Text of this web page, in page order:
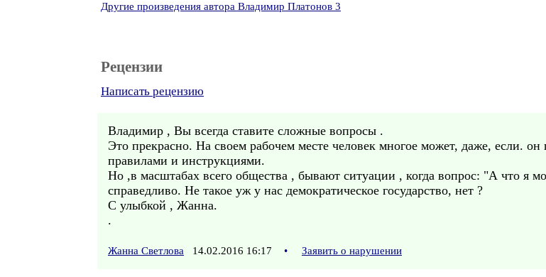
Другие произведения автора Владимир Платонов 3
Рецензии
Написать рецензию
Владимир , Вы всегда ставите сложные вопросы .
Это прекрасно. На своем рабочем месте человек многое может, даже, если.
правилами и инструкциями.
Но ,в масштабах всего общества , бывают ситуации , когда вопрос: "А что я
справедливо. Не такое уж у нас демократическое государство, нет ?
С улыбкой , Жанна.
.
Жанна Светлова 14.02.2016 16:17 • Заявить о нарушении